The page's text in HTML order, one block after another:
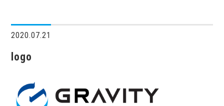
2020.07.21
logo